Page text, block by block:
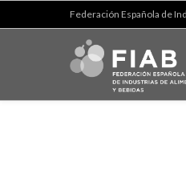
Federación Española de